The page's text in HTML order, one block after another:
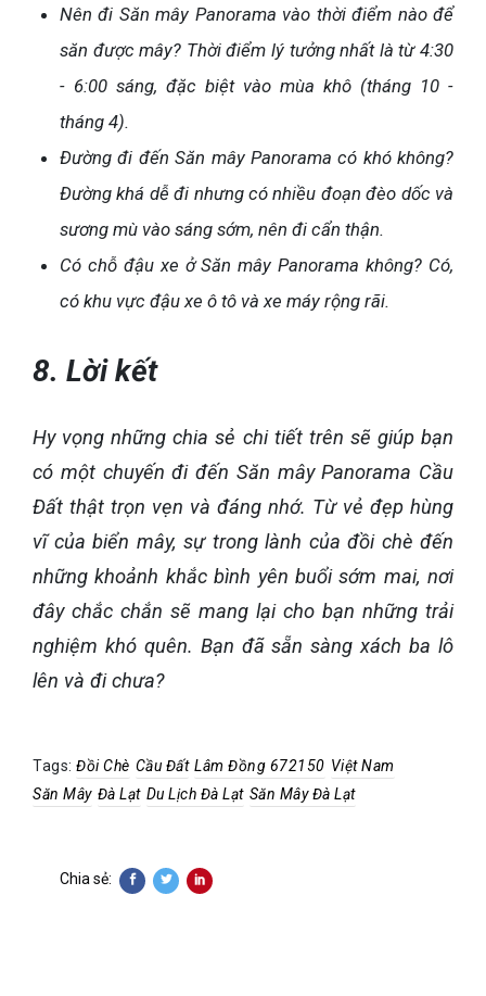
Nên đi Săn mây Panorama vào thời điểm nào để
săn được mây? Thời điểm lý tưởng nhất là từ 4:30
- 6:00 sáng, đặc biệt vào mùa khô (tháng 10 -
tháng 4).
Đường đi đến Săn mây Panorama có khó không?
Đường khá dễ đi nhưng có nhiều đoạn đèo dốc và
sương mù vào sáng sớm, nên đi cẩn thận.
Có chỗ đậu xe ở Săn mây Panorama không? Có,
có khu vực đậu xe ô tô và xe máy rộng rãi.
8. Lời kết
Hy vọng những chia sẻ chi tiết trên sẽ giúp bạn
có một chuyến đi đến Săn mây Panorama Cầu
Đất thật trọn vẹn và đáng nhớ. Từ vẻ đẹp hùng
vĩ của biển mây, sự trong lành của đồi chè đến
những khoảnh khắc bình yên buổi sớm mai, nơi
đây chắc chắn sẽ mang lại cho bạn những trải
nghiệm khó quên. Bạn đã sẵn sàng xách ba lô
lên và đi chưa?
Tags: Đồi Chè Cầu Đất Lâm Đồng 672150 Việt Nam
Săn Mây Đà Lạt Du Lịch Đà Lạt Săn Mây Đà Lạt
Chia sẻ: